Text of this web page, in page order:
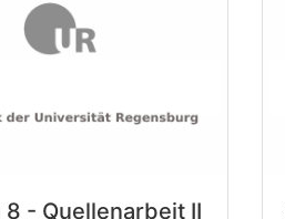
8 - Quellenarbeit II